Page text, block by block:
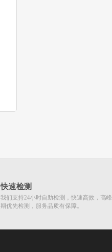
快速检测
我们支持24小时自助检测，快速高效，高峰
期优先检测，服务品质有保障。